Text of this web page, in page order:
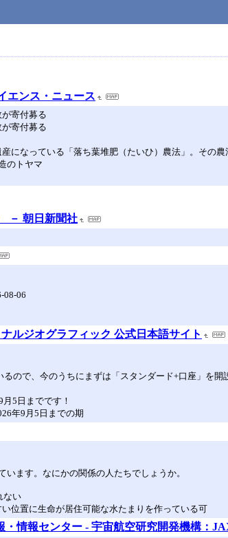
エンス・ニュース
寄付募る
寄付募る
になっている「落ち葉堆肥（たいひ）農法」。その
のトヤマ
－ 朝日新聞社
08-06
ルジオグラフィック 公式日本語サイト
るので、今のうちにまずは「スタンダード+口座」を
5日までです！
年9月5日までの期
ます。なにかの関係の人たちでしょうか。
ない
位置に生命が居住可能な水たまりを作っている可
・情報センター - 宇宙航空研究開発機構：